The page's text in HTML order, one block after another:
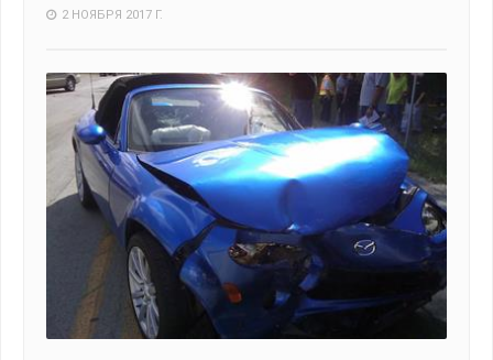
2 НОЯБРЯ 2017 Г.